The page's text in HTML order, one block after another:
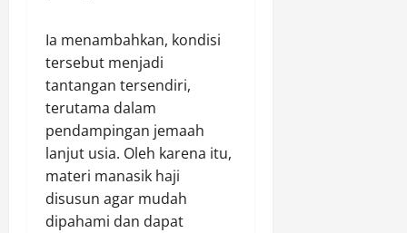
Ia menambahkan, kondisi
tersebut menjadi
tantangan tersendiri,
terutama dalam
pendampingan jemaah
lanjut usia. Oleh karena itu,
materi manasik haji
disusun agar mudah
dipahami dan dapat